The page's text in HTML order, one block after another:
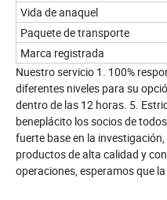
Vida de anaquel
Paquete de transporte
Marca registrada
Nuestro servicio 1. 100%
diferentes niveles para su
dentro de las 12 horas. 5.
beneplácito los socios de
fuerte base en la
productos de alta calidad y
operaciones, esperamos que